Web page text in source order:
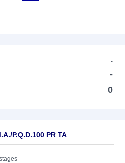
-
-
0
P.Q.D.100 PR TA